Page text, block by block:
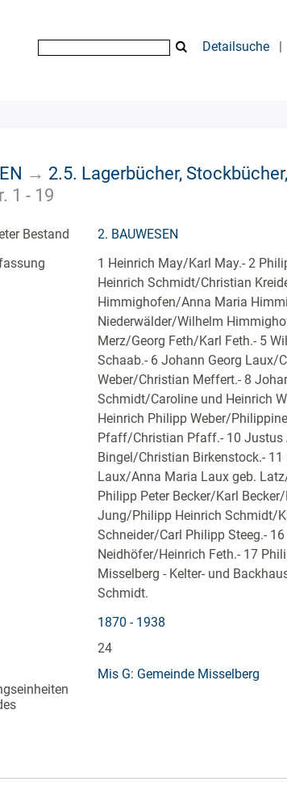
Detailsuche |
→ 2.5. Lagerbücher,
1 - 19
Bestand
2. BAUWESEN
1 Heinrich May/Karl May.- 2
Heinrich Schmidt/Christian
Himmighofen/Anna Maria
Niederwälder/Wilhelm
Merz/Georg Feth/Karl Feth.- 5
Schaab.- 6 Johann Georg Laux/
Weber/Christian Meffert.- 8
Schmidt/Caroline und Heinrich
Heinrich Philipp Weber/
Pfaff/Christian Pfaff.- 10 Justus
Bingel/Christian Birkenstock.-
Laux/Anna Maria Laux geb.
Philipp Peter Becker/Karl
Jung/Philipp Heinrich Schmidt/
Schneider/Carl Philipp Steeg.-
Neidhöfer/Heinrich Feth.- 17
Misselberg - Kelter- und
Schmidt.
1870 - 1938
24
Mis G: Gemeinde Misselberg